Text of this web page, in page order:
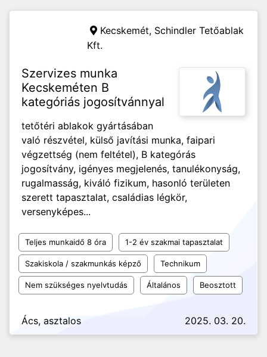
Kecskemét, Schindler Tetőablak
Kft.
Szervizes munka
Kecskeméten B
kategóriás jogosítvánnyal
tetőtéri ablakok gyártásában
való részvétel, külső javítási munka, faipari
végzettség (nem feltétel), B kategórás
jogosítvány, igényes megjelenés, tanulékonyság,
rugalmasság, kiváló fizikum, hasonló területen
szerett tapasztalat, családias légkör,
versenyképes...
Teljes munkaidő 8 óra 1-2 év szakmai tapasztalat
Szakiskola / szakmunkás képző Technikum
Nem szükséges nyelvtudás Általános Beosztott
Ács, asztalos 2025. 03. 20.